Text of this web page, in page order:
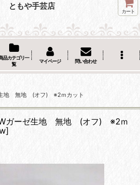
ともや手芸店
カート
品カテゴリ一
覧
マイページ 問い合わせ
地 無地 (オフ) ※2ｍカット
ガーゼ生地 無地 (オフ) ※2ｍ
]